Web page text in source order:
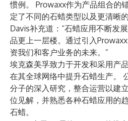
惯例。 Prowaxx作为产品组合的
定了不同的石蜡类型以及更清晰的
Davis补充道：“石蜡应用不断发
品更上一层楼。通过引入
资我们和客户业务的未来。”
埃克森美孚致力于开发和采用产
在其全球网络中提升石蜡生产。
分子的深入研究，整合运营以建
位见解，并熟悉各种石蜡应用的
石蜡。